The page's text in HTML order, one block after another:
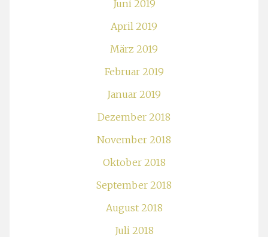
Juni 2019
April 2019
März 2019
Februar 2019
Januar 2019
Dezember 2018
November 2018
Oktober 2018
September 2018
August 2018
Juli 2018